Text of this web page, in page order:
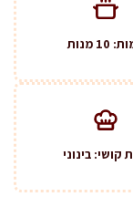
מנות
קושי: בינוני